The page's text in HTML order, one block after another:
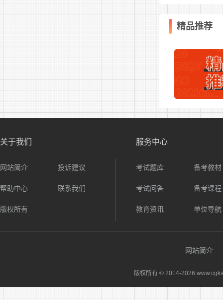
精品推荐
关于我们
网站简介 投诉建议
帮助中心 联系我们
版权所有
服务中心
考试题库 备考教材
考试问答 备考课程
教育资讯 单位导航
网站简介
版权所有 © 2014-2026